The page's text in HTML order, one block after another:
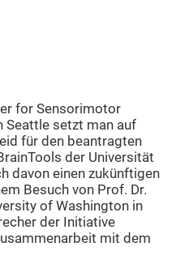
for Sensorimotor
Seattle setzt man auf
für den beantragten
der Universität
davon einen zukünftigen
Besuch von Prof. Dr.
of Washington in
der Initiative
mit dem